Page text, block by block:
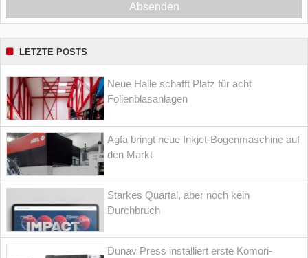
Absenden
LETZTE POSTS
Neue Halle schafft Platz für acht
Folienblasanlagen
Agfa bringt neue Inkjet-Bogenmaschine auf
den Markt
Starkes Quartal, aber noch kein
Durchbruch
Dunav Press installiert erste Komori-